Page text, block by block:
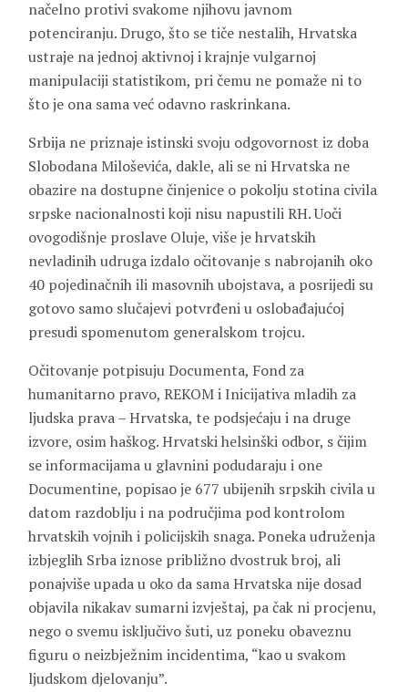
načelno protivi svakome njihovu javnom
potenciranju. Drugo, što se tiče nestalih, Hrvatska
ustraje na jednoj aktivnoj i krajnje vulgarnoj
manipulaciji statistikom, pri čemu ne pomaže ni to
što je ona sama već odavno raskrinkana.
Srbija ne priznaje istinski svoju odgovornost iz doba
Slobodana Miloševića, dakle, ali se ni Hrvatska ne
obazire na dostupne činjenice o pokolju stotina civila
srpske nacionalnosti koji nisu napustili RH. Uoči
ovogodišnje proslave Oluje, više je hrvatskih
nevladinih udruga izdalo očitovanje s nabrojanih oko
40 pojedinačnih ili masovnih ubojstava, a posrijedi su
gotovo samo slučajevi potvrđeni u oslobađajućoj
presudi spomenutom generalskom trojcu.
Očitovanje potpisuju Documenta, Fond za
humanitarno pravo, REKOM i Inicijativa mladih za
ljudska prava – Hrvatska, te podsjećaju i na druge
izvore, osim haškog. Hrvatski helsinški odbor, s čijim
se informacijama u glavnini podudaraju i one
Documentine, popisao je 677 ubijenih srpskih civila u
datom razdoblju i na područjima pod kontrolom
hrvatskih vojnih i policijskih snaga. Poneka udruženja
izbjeglih Srba iznose približno dvostruk broj, ali
ponajviše upada u oko da sama Hrvatska nije dosad
objavila nikakav sumarni izvještaj, pa čak ni procjenu,
nego o svemu isključivo šuti, uz poneku obaveznu
figuru o neizbježnim incidentima, “kao u svakom
ljudskom djelovanju”.